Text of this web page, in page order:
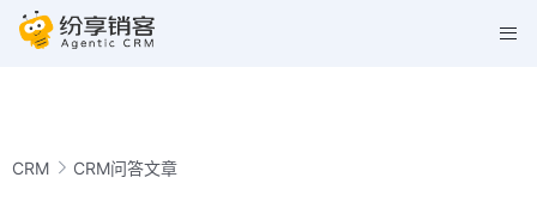
CRM CRM问答文章